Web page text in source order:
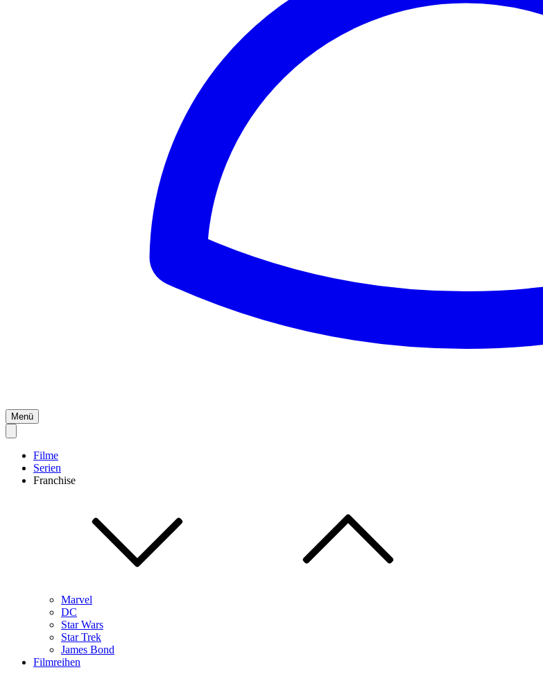
Menü
Filme
Serien
Franchise
Marvel
DC
Star Wars
Star Trek
James Bond
Filmreihen